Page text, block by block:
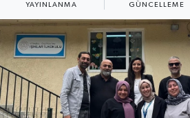
YAYINLANMA GÜNCELLEME
MAGAZİN
ÖZEL HABER
SAĞLIK